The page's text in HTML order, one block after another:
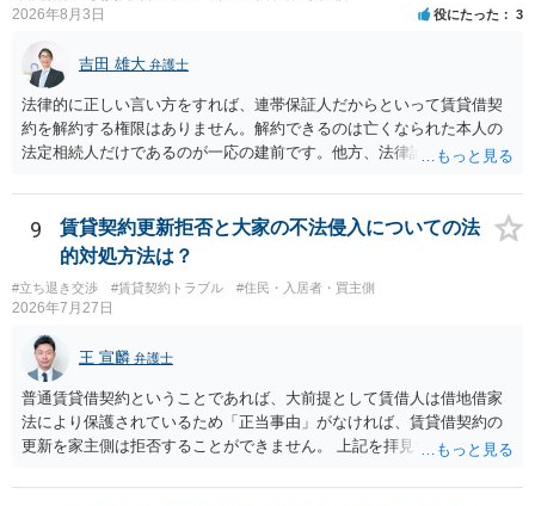
がない限り、更新拒絶が認められるハードルは一般的に高いと考えら
れます。 建物が未登記であること自体は、賃貸借契約の有効性を直ち
に否定するものではなく、引渡しがされていれば賃貸借の効力は原則
有効とされています。 今後の交渉では、①現在は普通借家契約が継続
しており定期借家への変更に合意していないこと、②貸主側の事情
（誰が所有者で誰が実際に住む予定か等）を具体的に書面で説明して
ほしいこと、③自分たちの居住継続の必要性を丁寧に伝えること、を
基本方針としたうえで、仮に一定時期の退去を検討する場合には、立
退料・引越費用・原状回復費用負担などの条件を明確にした書面を作
成することが重要です。 契約書では、更新条項・解除条項・期間の定
め・定期借家に関する記載の有無、これまでの更新時の合意内容
（「今回で最後」などの文言）が、借主不利な特約として無効になり
得るかどうかも含めて検討ポイントになりますので、署名押印前に内
容を十分に確認し、不明点は弁護士に相談することをおすすめしま
す。
2026年8月3日 役にたった 3
吉田 雄大 弁護士
法律的に正しい言い方をすれば、連帯保証人だからといって賃貸借契
約を解約する権限はありません。解約できるのは亡くなられた本人の
法定相続人だけであるのが一応の建前です。他方、法律論はさてお
する動機づけがなくなります。 今回進められつつある手続はあくまで
も、建物を賃貸人に一日も早く明け渡すための便宜的方法として理解
するのが良いと思います。またその方法で進めた方が、連帯保証人で
あるお知り合いさんにとっても、自身の経済的負担を最小限に食い止
められるため望ましいやり方だといえます。
9
賃貸契約更新拒否と大家の不法侵入についての法
的対処方法は？
#立ち退き交渉 #賃貸契約トラブル #住民・入居者・買主側
2026年7月27日
王 宣麟 弁護士
普通賃貸借契約ということであれば、大前提として賃借人は借地借家
法により保護されているため「正当事由」がなければ、賃貸借契約の
更新を家主側は拒否することができません。 上記を拝見する限り、通
定期確認させてもらないこと」が直ちに正当事由に当たるとは思えま